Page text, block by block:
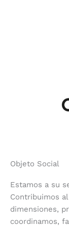
Objeto Social
Estamos a su
Contribuimos
dimensiones,
coordinamos,